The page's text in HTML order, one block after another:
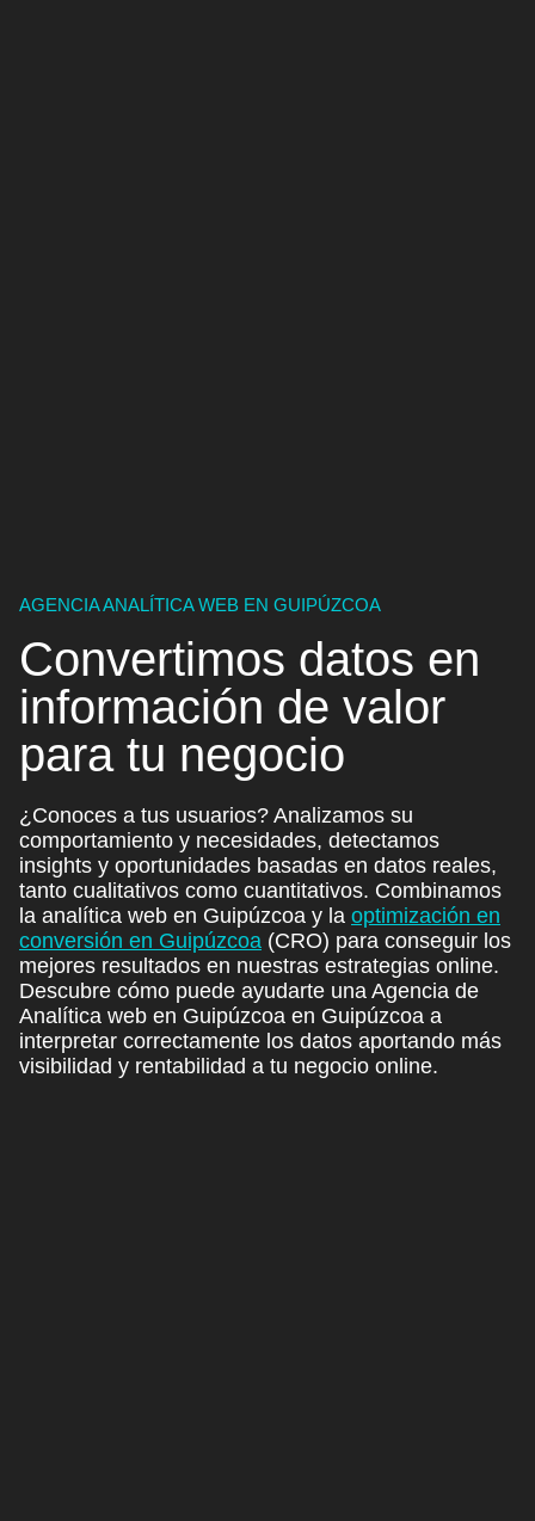
AGENCIA ANALÍTICA WEB EN GUIPÚZCOA
Convertimos datos en
información de valor
para tu negocio
¿Conoces a tus usuarios? Analizamos su
comportamiento y necesidades, detectamos
insights y oportunidades basadas en datos reales,
tanto cualitativos como cuantitativos. Combinamos
la analítica web en Guipúzcoa y la optimización en
conversión en Guipúzcoa (CRO) para conseguir los
mejores resultados en nuestras estrategias online.
Descubre cómo puede ayudarte una Agencia de
Analítica web en Guipúzcoa en Guipúzcoa a
interpretar correctamente los datos aportando más
visibilidad y rentabilidad a tu negocio online.